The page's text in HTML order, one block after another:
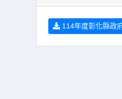
114年度彰化縣政